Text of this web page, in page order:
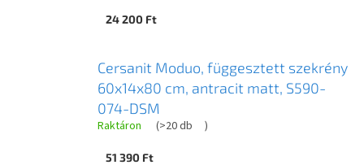
24 200 Ft
Cersanit Moduo, függesztett szekrény
60x14x80 cm, antracit matt, S590-
074-DSM
Raktáron (>20 db )
51 390 Ft